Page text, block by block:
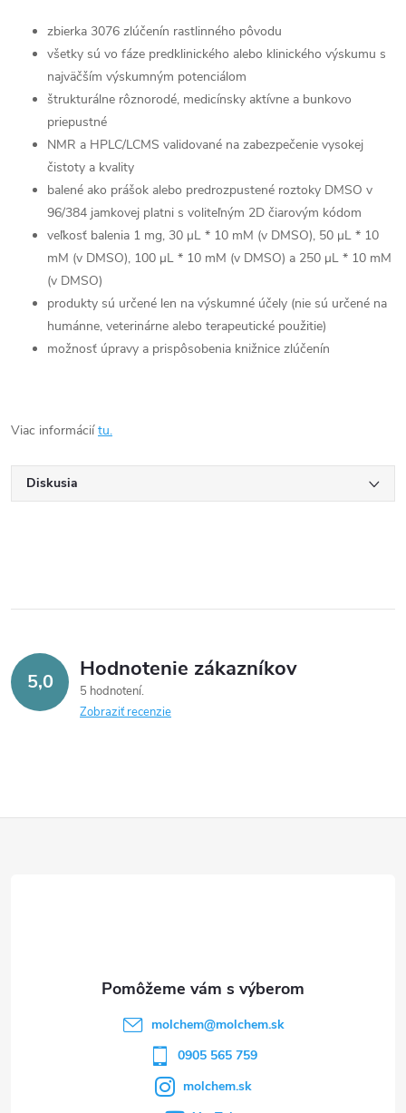
zbierka 3076 zlúčenín rastlinného pôvodu
všetky sú vo fáze predklinického alebo klinického výskumu s
najväčším výskumným potenciálom
štrukturálne rôznorodé, medicínsky aktívne a bunkovo
priepustné
NMR a HPLC/LCMS validované na zabezpečenie vysokej
čistoty a kvality
balené ako prášok alebo predrozpustené roztoky DMSO v
96/384 jamkovej platni s voliteľným 2D čiarovým kódom
veľkosť balenia 1 mg, 30 μL * 10 mM (v DMSO), 50 μL * 10
mM (v DMSO), 100 μL * 10 mM (v DMSO) a 250 μL * 10 mM
(v DMSO)
produkty sú určené len na výskumné účely (nie sú určené na
humánne, veterinárne alebo terapeutické použitie)
možnosť úpravy a prispôsobenia knižnice zlúčenín
Viac informáciítu.
Diskusia
5,0 Hodnotenie zákazníkov
5 hodnotení
Zobraziť recenzie
molchem@molchem.sk
0905 565 759
molchem.sk